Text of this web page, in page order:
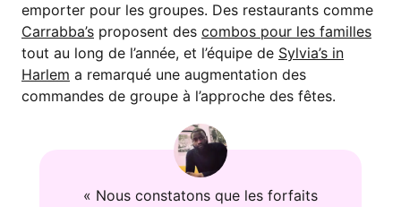
emporter pour les groupes. Des restaurants comme
Carrabba’s proposent des combos pour les familles
tout au long de l’année, et l’équipe de Sylvia’s in
Harlem a remarqué une augmentation des
commandes de groupe à l’approche des fêtes.
« Nous constatons que les forfaits